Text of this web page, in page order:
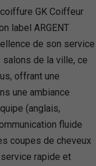
GK Coiffeur
label ARGENT
de son service
salons de la ville, ce
offrant une
une ambiance
(anglais,
fluide
coupes de cheveux
rapide et